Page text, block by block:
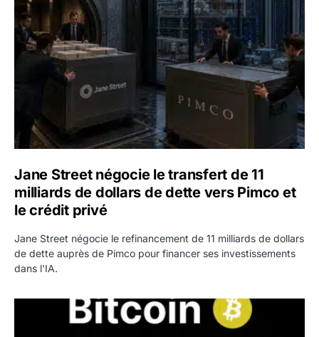
Jane Street négocie le transfert de 11
milliards de dollars de dette vers Pimco et
le crédit privé
Jane Street négocie le refinancement de 11 milliards de dollars
de dette auprès de Pimco pour financer ses investissements
dans l'IA.
Bitcoin stagne à 64 000 dollars pendant que les